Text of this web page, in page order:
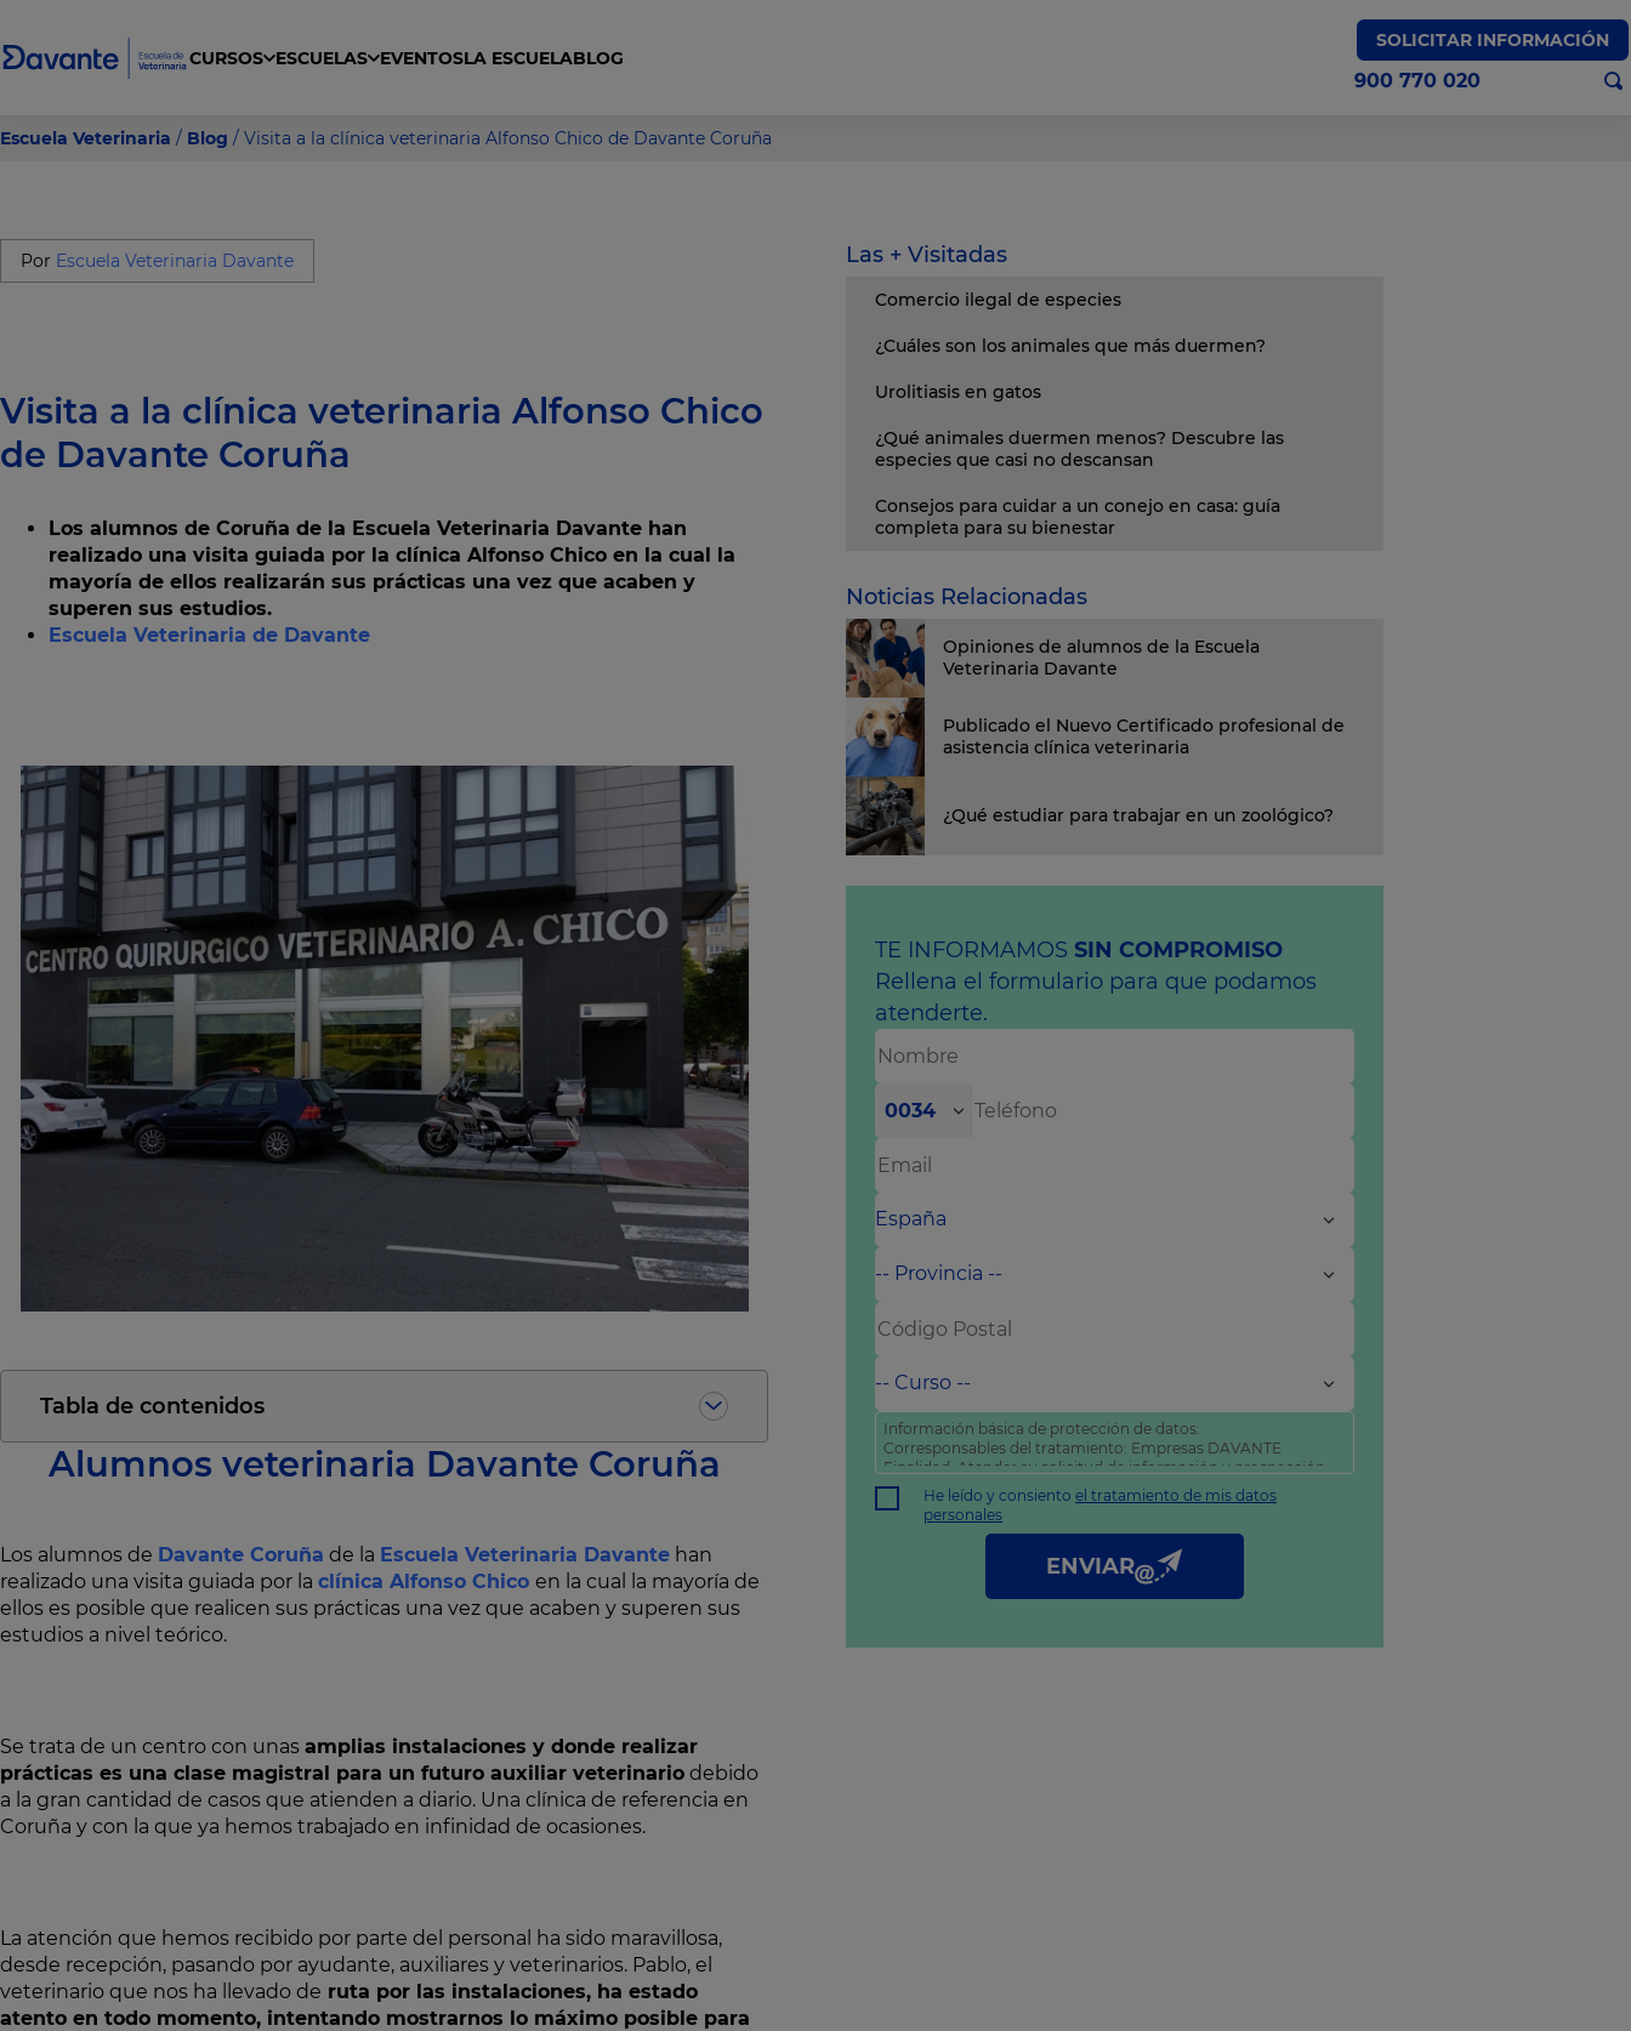
CURSOS ESCUELAS EVENTOSLA ESCUELABLOG
SOLICITAR INFORMACIÓN
900 770 020
Escuela Veterinaria / Blog / Visita a la clínica veterinaria Alfonso Chico de Davante Coruña
Por Escuela Veterinaria Davante
Visita a la clínica veterinaria Alfonso Chico
de Davante Coruña
Los alumnos de Coruña de la Escuela Veterinaria Davante han
realizado una visita guiada por la clínica Alfonso Chico en la cual la
mayoría de ellos realizarán sus prácticas una vez que acaben y
superen sus estudios.
Escuela Veterinaria de Davante
Tabla de contenidos
Alumnos veterinaria Davante Coruña
Los alumnos de Davante Coruña de la Escuela Veterinaria Davante han
realizado una visita guiada por la clínica Alfonso Chico en la cual la mayoría de
ellos es posible que realicen sus prácticas una vez que acaben y superen sus
estudios a nivel teórico.
Se trata de un centro con unas amplias instalaciones y donde realizar
prácticas es una clase magistral para un futuro auxiliar veterinario debido
a la gran cantidad de casos que atienden a diario. Una clínica de referencia en
Coruña y con la que ya hemos trabajado en infinidad de ocasiones.
La atención que hemos recibido por parte del personal ha sido maravillosa,
desde recepción, pasando por ayudante, auxiliares y veterinarios. Pablo, el
veterinario que nos ha llevado de ruta por las instalaciones, ha estado
atento en todo momento, intentando mostrarnos lo máximo posible para
Las + Visitadas
Comercio ilegal de especies
¿Cuáles son los animales que más duermen?
Urolitiasis en gatos
¿Qué animales duermen menos? Descubre las
especies que casi no descansan
Consejos para cuidar a un conejo en casa: guía
completa para su bienestar
Noticias Relacionadas
Opiniones de alumnos de la Escuela
Veterinaria Davante
Publicado el Nuevo Certificado profesional de
asistencia clínica veterinaria
¿Qué estudiar para trabajar en un zoológico?
TE INFORMAMOS SIN COMPROMISO
Rellena el formulario para que podamos
atenderte.
0034
Información básica de protección de datos:
Corresponsables del tratamiento: Empresas DAVANTE
Finalidad: Atender su solicitud de información y prospección
comercial
Derechos: Puede acceder, rectificar y suprimir sus datos, así
como otros derechos tal y como se explica en nuestra
política de privacidad
He leído y consiento el tratamiento de mis datos
personales
ENVIAR